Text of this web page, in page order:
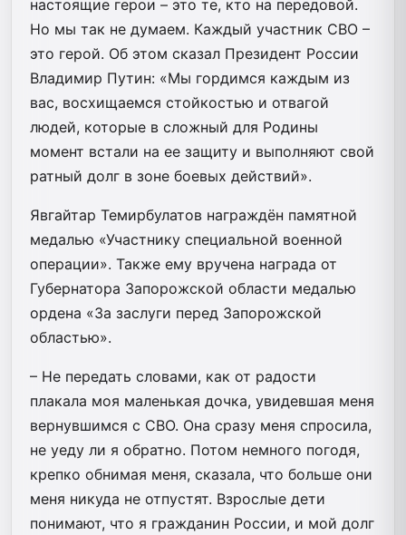
настоящие герои – это те, кто на передовой.
Но мы так не думаем. Каждый участник СВО –
это герой. Об этом сказал Президент России
Владимир Путин: «Мы гордимся каждым из
вас, восхищаемся стойкостью и отвагой
людей, которые в сложный для Родины
момент встали на ее защиту и выполняют свой
ратный долг в зоне боевых действий».
Явгайтар Темирбулатов награждён памятной
медалью «Участнику специальной военной
операции». Также ему вручена награда от
Губернатора Запорожской области медалью
ордена «За заслуги перед Запорожской
областью».
– Не передать словами, как от радости
плакала моя маленькая дочка, увидевшая меня
вернувшимся с СВО. Она сразу меня спросила,
не уеду ли я обратно. Потом немного погодя,
крепко обнимая меня, сказала, что больше они
меня никуда не отпустят. Взрослые дети
понимают, что я гражданин России, и мой долг